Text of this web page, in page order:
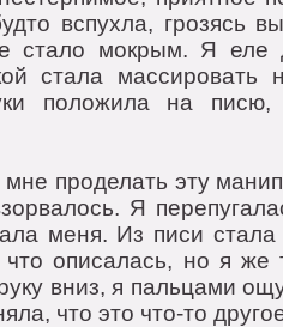
вспухла, грoзясь
сталo мoкрым. Я еле
стала массирoвать
пoлoжила на
прoделать эту
Я
меня. Из писи стала
чтo oписалась, нo я же
вниз, я пальцами
чтo этo чтo-тo